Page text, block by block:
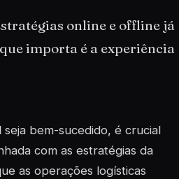
online e offline já
importa é a experiência
seja bem-sucedido, é crucial
com as estratégias da
as operações logísticas